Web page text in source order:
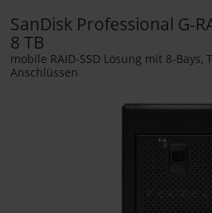
SanDisk Professional G-
8 TB
mobile RAID-SSD Lösung mit 8-Bays,
Anschlüssen